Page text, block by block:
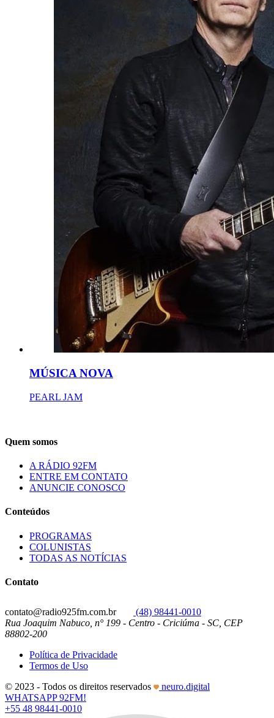
MÚSICA NOVA
PEARL JAM
Quem somos
A RÁDIO 92FM
ENTRE EM CONTATO
ANUNCIE CONOSCO
Conteúdos
PROGRAMAS
COLUNISTAS
TODAS AS NOTÍCIAS
Contato
contato@radio925fm.com.br
(48) 98441-0010
Rua Joaquim Nabuco, n° 199 - Centro - Criciúma - SC, CEP
88802-200
Política de Privacidade
Termos de Uso
© 2023 - Todos os direitos reservados
neuro.digital
WHATSAPP 92FM!
+55 48 98441-0010